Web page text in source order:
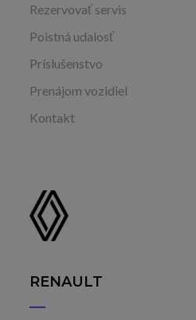
Rezervovať servis
Poistná udalosť
Príslušenstvo
Prenájom vozidiel
Kontakt
RENAULT